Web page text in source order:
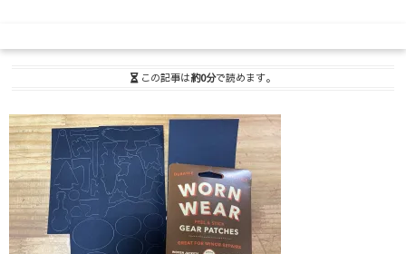
この記事は約0分で読めます。